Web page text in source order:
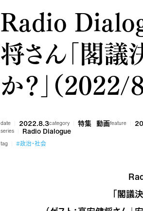
Radio
将さん「閣議
か？」（2022/
date 2022.8.3category 特集 動画feature
series Radio Dialogue
tag #政治・社会
「閣議